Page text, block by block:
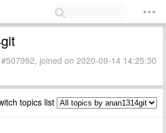
joined on 2020-09-14 14:25:30
topics list